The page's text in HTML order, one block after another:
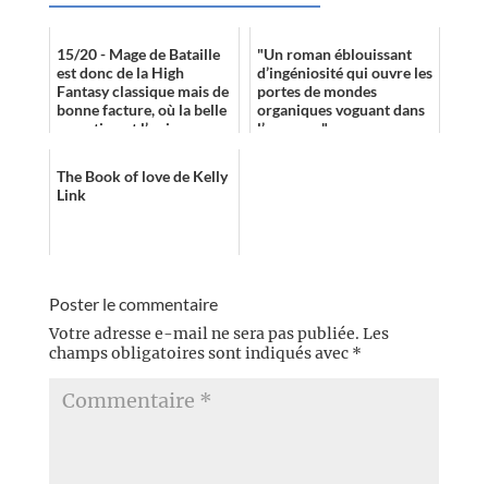
15/20 - Mage de Bataille
est donc de la High
Fantasy classique mais de
bonne facture, où la belle
narration et l’univers
"Un roman éblouissant
d’ingéniosité qui ouvre les
portes de mondes
organiques voguant dans
l’espace…"
The Book of love de Kelly
Link
Poster le commentaire
Votre adresse e-mail ne sera pas publiée. Les
champs obligatoires sont indiqués avec *